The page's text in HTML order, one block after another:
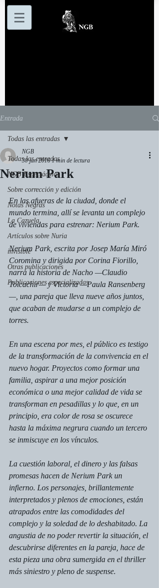
Entrada
Todas las entradas
NGB Espectáculos
Sobre corrección y edición
Notas Negras
La Cazuela
Artículos sobre Nuria
invisible
Otras publicaciones
Publicaciones especializadas
Todas las entradas
Nerium Park
NGB
30 jun 2016 1 min de lectura
En las afueras de la ciudad, donde el
mundo termina, allí se levanta un complejo
de viviendas para estrenar: Nerium Park.
Nerium Park, escrita por Josep María Miró
Coromina y dirigida por Corina Fiorillo,
narra la historia de Nacho —Claudio
Tolcachir— y Victoria —Paula Ransenberg
—, una pareja que lleva nueve años juntos,
que acaban de mudarse a un complejo de
torres.
En una escena por mes, el público es testigo
de la transformación de la convivencia en el
nuevo hogar. Proyectos como formar una
familia, aspirar a una mejor posición
económica o una mejor calidad de vida se
transforman en pesadillas y lo que, en un
principio, era color de rosa se oscurece
hasta la máxima negrura cuando un tercero
se inmiscuye en los vínculos.
La cuestión laboral, el dinero y las falsas
promesas hacen de Nerium Park un
infierno. Los personajes, brillantemente
interpretados y plenos de emociones, están
atrapados entre las comodidades del
complejo y la soledad de lo deshabitado. La
angustia de no poder revertir la situación, el
descubrirse diferentes en la pareja, hace de
esta pieza una obra sumergida en el thriller
más siniestro y pleno de suspense.